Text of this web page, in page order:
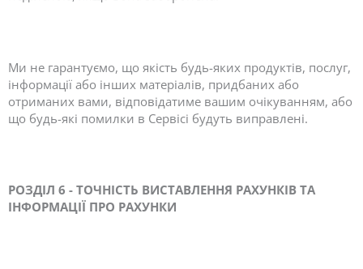
Ми не гарантуємо, що якість будь-яких продуктів, послуг,
інформації або інших матеріалів, придбаних або
отриманих вами, відповідатиме вашим очікуванням, або
що будь-які помилки в Сервісі будуть виправлені.
РОЗДІЛ 6 - ТОЧНІСТЬ ВИСТАВЛЕННЯ РАХУНКІВ ТА
ІНФОРМАЦІЇ ПРО РАХУНКИ